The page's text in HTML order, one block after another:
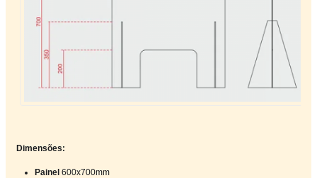
Dimensões:
Painel 600x700mm